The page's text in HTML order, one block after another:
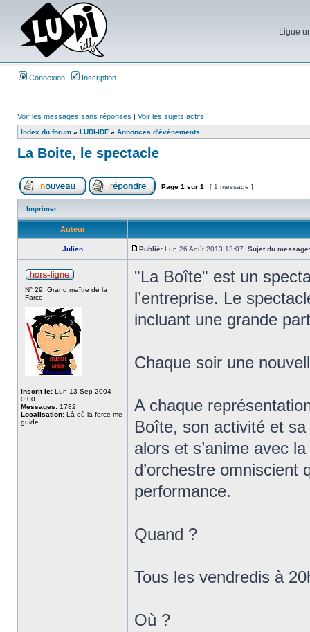
Ligue
Connexion Inscription
Voir les messages sans réponses | Voir les sujets actifs
Index du forum » LUDI-IDF » Annonces d'événements
La Boite, le spectacle
Page 1 sur 1 [ 1 message ]
Imprimer
Auteur
Julien Publié: Lun 26 Août 2013 13:07 Sujet du message:
N° 29: Grand maître de la
Farce
Inscrit le: Lun 13 Sep 2004
0:00
Messages: 1782
Localisation: Là où la force me
guide
"La Boîte" est un
l’entreprise. Le
incluant une grande
Chaque soir une
A chaque
Boîte, son activité et
alors et s’anime avec
d’orchestre omniscient
performance.
Quand ?
Tous les vendredis à
Où ?